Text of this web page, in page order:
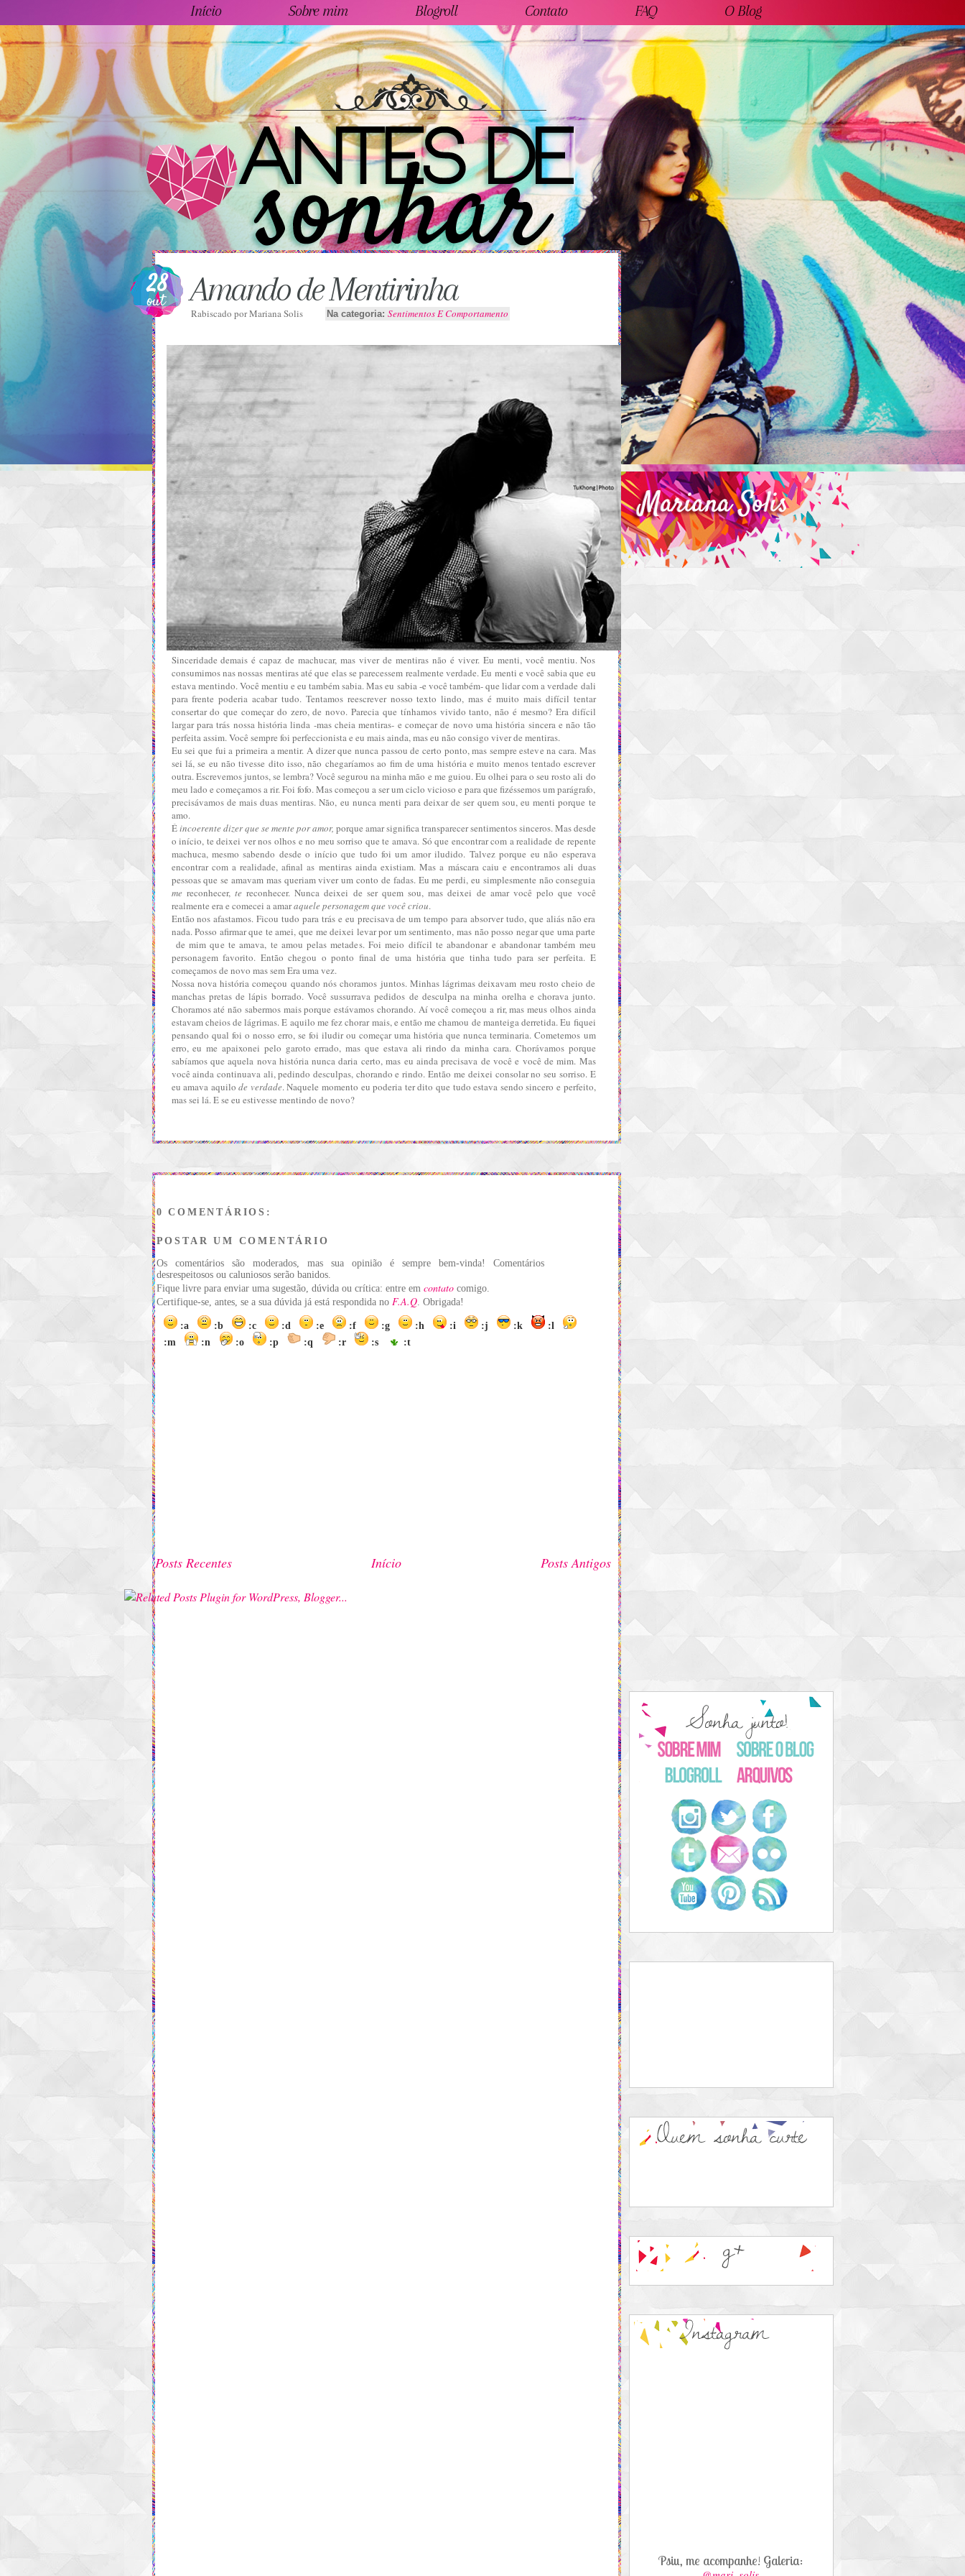
Início Sobre mim Blogroll Contato FAQ O Blog
28
out Amando de Mentirinha
Rabiscado porMariana Solis Na categoria: Sentimentos E Comportamento
Sinceridade demais é capaz de machucar, mas viver de mentiras não é viver. Eu menti, você mentiu. Nos
consumimos nas nossas mentiras até que elas se parecessem realmente verdade. Eu menti e você sabia que eu
estava mentindo. Você mentiu e eu também sabia. Mas eu sabia -e você também- que lidar com a verdade dali
para frente poderia acabar tudo. Tentamos reescrever nosso texto lindo, mas é muito mais difícil tentar
consertar do que começar do zero, de novo. Parecia que tínhamos vivido tanto, não é mesmo? Era difícil
largar para trás nossa história linda -mas cheia mentiras- e começar de novo uma história sincera e não tão
perfeita assim. Você sempre foi perfeccionista e eu mais ainda, mas eu não consigo viver de mentiras.
Eu sei que fui a primeira a mentir. A dizer que nunca passou de certo ponto, mas sempre esteve na cara. Mas
sei lá, se eu não tivesse dito isso, não chegaríamos ao fim de uma história e muito menos tentado escrever
outra. Escrevemos juntos, se lembra? Você segurou na minha mão e me guiou. Eu olhei para o seu rosto ali do
meu lado e começamos a rir. Foi fofo. Mas começou a ser um ciclo vicioso e para que fizéssemos um parágrafo,
precisávamos de mais duas mentiras. Não, eu nunca menti para deixar de ser quem sou, eu menti porque te
amo.
Éincoerente dizer que se mente por amor, porque amar significa transparecer sentimentos sinceros. Mas desde
o início, te deixei ver nos olhos e no meu sorriso que te amava. Só que encontrar com a realidade de repente
machuca, mesmo sabendo desde o início que tudo foi um amor iludido. Talvez porque eu não esperava
encontrar com a realidade, afinal as mentiras ainda existiam. Mas a máscara caiu e encontramos ali duas
pessoas que se amavam mas queriam viver um conto de fadas. Eu me perdi, eu simplesmente não conseguia
mereconhecer,tereconhecer. Nunca deixei de ser quem sou, mas deixei de amar você pelo que você
realmente era e comecei a amaraquele personagem que você criou.
Então nos afastamos. Ficou tudo para trás e eu precisava de um tempo para absorver tudo, que aliás não era
nada. Posso afirmar que te amei, que me deixei levar por um sentimento, mas não posso negar que uma parte
de mim que te amava, te amou pelas metades. Foi meio difícil te abandonar e abandonar também meu
personagem favorito. Então chegou o ponto final de uma história que tinha tudo para ser perfeita. E
começamos de novo mas sem Era uma vez.
Nossa nova história começou quando nós choramos juntos. Minhas lágrimas deixavam meu rosto cheio de
manchas pretas de lápis borrado. Você sussurrava pedidos de desculpa na minha orelha e chorava junto.
Choramos até não sabermos mais porque estávamos chorando. Aí você começou a rir, mas meus olhos ainda
estavam cheios de lágrimas. E aquilo me fez chorar mais, e então me chamou de manteiga derretida. Eu fiquei
pensando qual foi o nosso erro, se foi iludir ou começar uma história que nunca terminaria. Cometemos um
erro, eu me apaixonei pelo garoto errado, mas que estava ali rindo da minha cara. Chorávamos porque
sabíamos que aquela nova história nunca daria certo, mas eu ainda precisava de você e você de mim. Mas
você ainda continuava ali, pedindo desculpas, chorando e rindo. Então me deixei consolar no seu sorriso. E
eu amava aquilo de verdade. Naquele momento eu poderia ter dito que tudo estava sendo sincero e perfeito,
mas sei lá. E se eu estivesse mentindo de novo?
0 COMENTÁRIOS:
POSTAR UM COMENTÁRIO
Os comentários são moderados, mas sua opinião é sempre bem-vinda! Comentários
desrespeitosos ou caluniosos serão banidos.
Fique livre para enviar uma sugestão, dúvida ou crítica: entre em contatocomigo.
Certifique-se, antes, se a sua dúvida já está respondida no F.A.Q. Obrigada!
:a :b :c :d :e :f :g :h :i :j :k
:l
:m
:n :o :p :q :r :s :t
Posts Recentes Posts Antigos
Início
Psiu, me acompanhe! Galeria: